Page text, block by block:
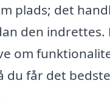
plads; det
den indrettes.
om
du får det